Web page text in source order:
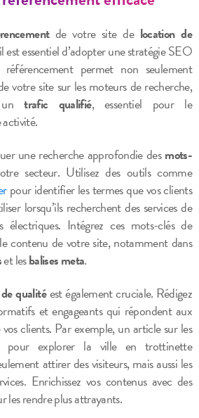
de votre site de location de
est essentiel d’adopter une stratégie SEO
permet non seulement
votre site sur les moteurs de recherche,
untrafic qualifié, essentiel pour le
une recherche approfondie desmots-
secteur. Utilisez des outils comme
pour identifier les termes que vos clients
lorsqu’ils recherchent des services de
Intégrez ces mots-clés de
contenu de votre site, notamment dans
et lesbalises meta.
qualitéest également cruciale. Rédigez
et engageants qui répondent aux
clients. Par exemple, un article sur les
pour explorer la ville en trottinette
attirer des visiteurs, mais aussi les
Enrichissez vos contenus avec des
les rendre plus attrayants.